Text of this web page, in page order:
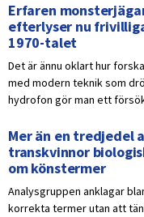
Erfaren
efterlyser nu
1970-talet
Det är ännu oklart hur
med modern teknik som
hydrofon gör man ett
Mer än en
transkvinnor
om könstermer
Analysgruppen anklagar
korrekta termer utan att